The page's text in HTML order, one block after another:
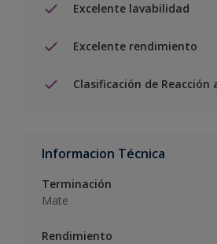
Excelente lavabilidad
Excelente rendimiento
Clasificación de Reacción
Informacion Técnica
Terminación
Mate
Rendimiento